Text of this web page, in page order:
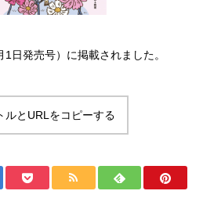
1日発売号）に掲載されました。
ルとURLをコピーする